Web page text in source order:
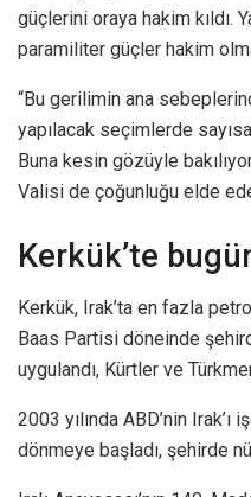
güçlerini oraya hakim kıldı.
paramiliter güçler hakim
“Bu gerilimin ana
yapılacak seçimlerde
Buna kesin gözüyle
Valisi de çoğunluğu elde
Kerkük’te
Kerkük, Irak’ta en fazla
Baas Partisi döneinde
uygulandı, Kürtler ve
2003 yılında ABD’nin Irak’ı
dönmeye başladı, şehirde